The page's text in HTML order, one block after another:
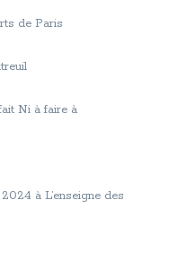
de Paris
Ni à faire à
à L’enseigne des